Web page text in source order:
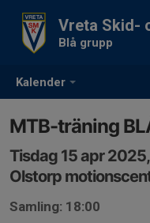
Kalender
Vreta Skid-
Blå grupp
MTB-träning
Tisdag 15 apr
Olstorp
Samling: 18:00